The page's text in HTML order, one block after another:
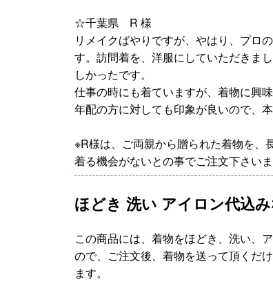
☆​千葉県 R 様
リメイクばやりですが、やはり、プロ
す。訪問着を、洋服にしていただきま
しかったです。
仕事の時にも着ていますが、着物に興
年配の方に対しても印象が良いので、本
※R様は、ご両親から贈られた着物を、
着る機会がないとの事でご注文下さい
ほどき 洗い アイロン代込
この商品には、着物をほどき、洗い、
ので、ご注文後、着物を送って頂くだ
ます。